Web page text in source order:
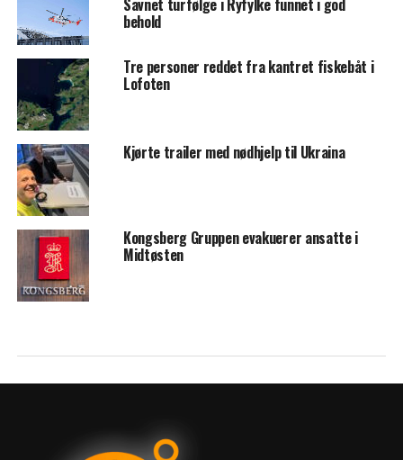
Savnet turfølge i Ryfylke funnet i god
behold
Tre personer reddet fra kantret fiskebåt i
Lofoten
Kjørte trailer med nødhjelp til Ukraina
Kongsberg Gruppen evakuerer ansatte i
Midtøsten